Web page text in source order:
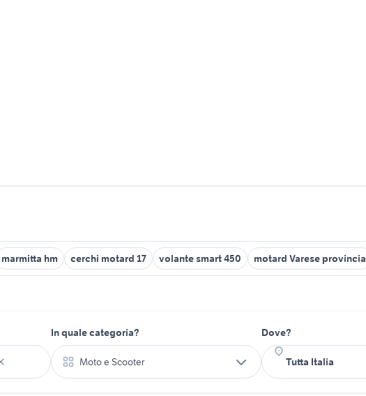
marmitta hm cerchi motard 17 volante smart 450 motard Varese provincia
In quale categoria?
Moto e Scooter
Dove?